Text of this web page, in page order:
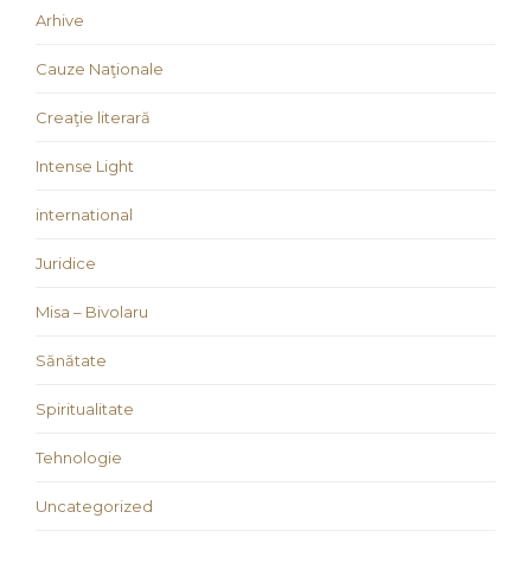
Arhive
Cauze Naţionale
Creaţie literară
Intense Light
international
Juridice
Misa – Bivolaru
Sănătate
Spiritualitate
Tehnologie
Uncategorized